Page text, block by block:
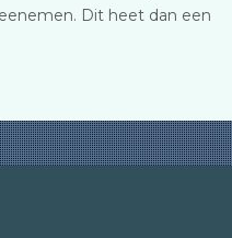
Dit heet dan een